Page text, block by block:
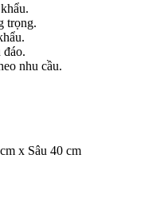
trọng.
đáo.
nhu cầu.
x Sâu 40 cm